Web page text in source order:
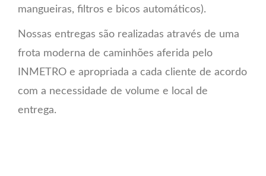
mangueiras, filtros e bicos automáticos).
Nossas entregas são realizadas através de uma
frota moderna de caminhões aferida pelo
INMETRO e apropriada a cada cliente de acordo
com a necessidade de volume e local de
entrega.